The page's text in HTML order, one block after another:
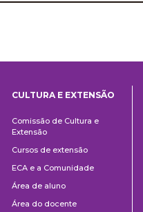
e
Extensão
CULTURA E EXTENSÃO
Comissão de Cultura e
Extensão
Cursos de extensão
ECA e a Comunidade
Área de aluno
Área do docente